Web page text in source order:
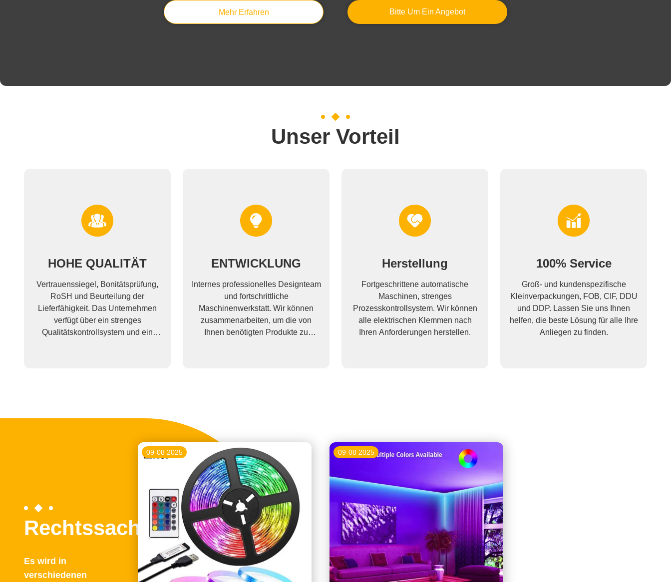
Mehr Erfahren Bitte Um Ein Angebot
Unser Vorteil
HOHE QUALITÄT
Vertrauenssiegel, Bonitätsprüfung,
RoSH und Beurteilung der
Lieferfähigkeit. Das Unternehmen
verfügt über ein strenges
Qualitätskontrollsystem und ein
ENTWICKLUNG
Internes professionelles Designteam
und fortschrittliche
Maschinenwerkstatt. Wir können
zusammenarbeiten, um die von
Ihnen benötigten Produkte zu
Herstellung
Fortgeschrittene automatische
Maschinen, strenges
Prozesskontrollsystem. Wir können
alle elektrischen Klemmen nach
Ihren Anforderungen herstellen.
100% Service
Groß- und kundenspezifische
Kleinverpackungen, FOB, CIF, DDU
und DDP. Lassen Sie uns Ihnen
helfen, die beste Lösung für alle Ihre
Anliegen zu finden.
Rechtssachen
Es wird in
verschiedenen
09-08 2025 09-08 2025